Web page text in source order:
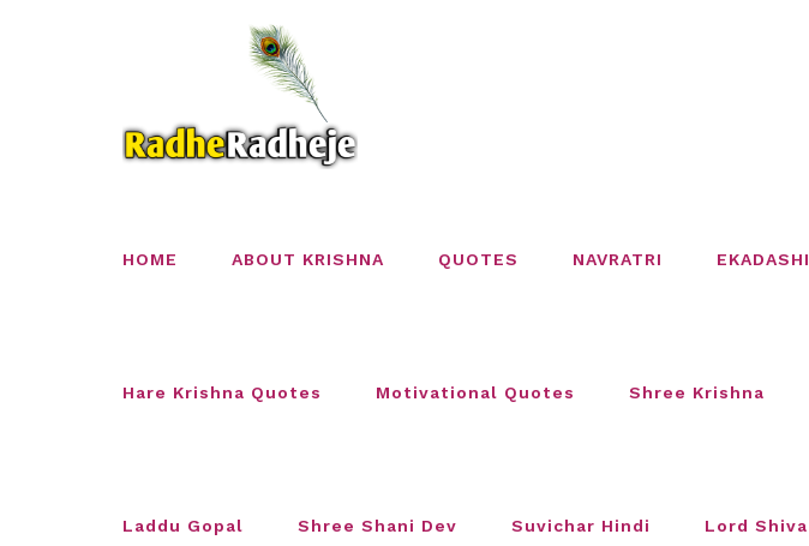
HOME ABOUT KRISHNA QUOTES NAVRATRI EKADASHI
Hare Krishna Quotes Motivational Quotes Shree Krishna
Laddu Gopal Shree Shani Dev Suvichar Hindi Lord Shiva